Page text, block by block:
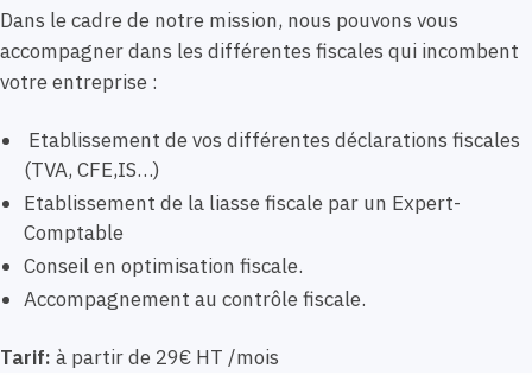
Dans le cadre de notre mission, nous pouvons vous
accompagner dans les différentes fiscales qui incombent
votre entreprise :
Etablissement de vos différentes déclarations fiscales
(TVA, CFE,IS…)
Etablissement de la liasse fiscale par un Expert-
Comptable
Conseil en optimisation fiscale.
Accompagnement au contrôle fiscale.
Tarif: à partir de 29€ HT /mois